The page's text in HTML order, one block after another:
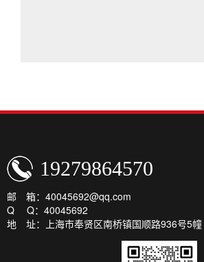
19279864570
邮 箱：40045692@qq.com
Q Q：40045692
地 址：上海市奉贤区南桥镇国顺路936号5幢